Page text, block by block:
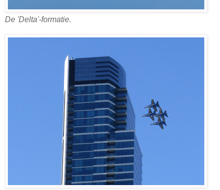
De 'Delta'-formatie.